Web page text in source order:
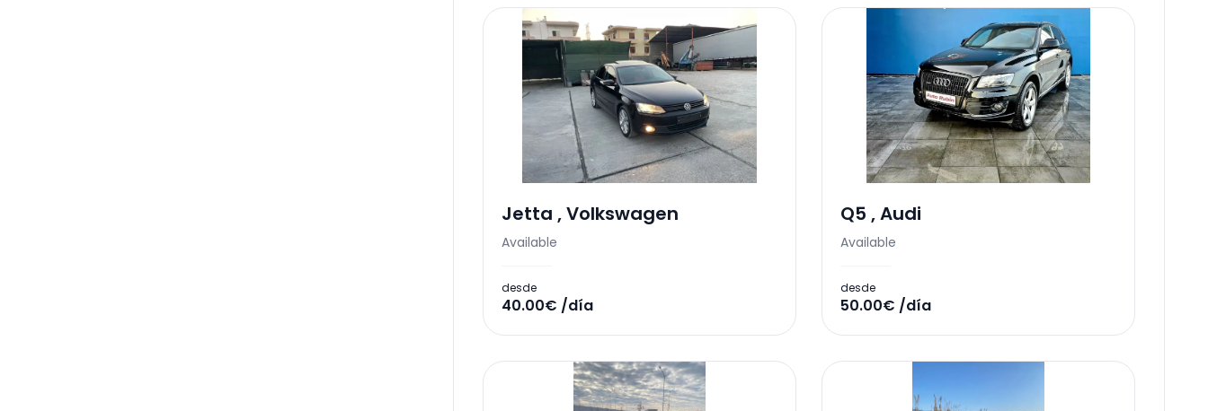
Jetta ,Volkswagen
Available
desde
40.00€ /día
Q5 ,Audi
Available
desde
50.00€ /día